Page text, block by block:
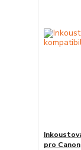
pro Canon